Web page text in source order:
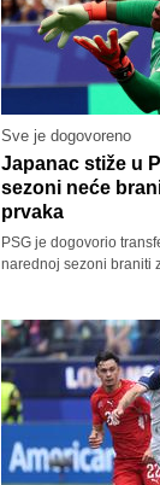
Sve je dogovoreno
Japanac stiže u
sezoni neće
prvaka
PSG je dogovorio
narednoj sezoni braniti